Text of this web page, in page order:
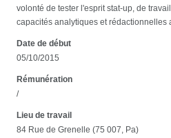
volonté de tester l'esprit stat-up, de
capacités analytiques et rédactionnelles
Date de début
05/10/2015
Rémunération
/
Lieu de travail
84 Rue de Grenelle (75 007, Pa)